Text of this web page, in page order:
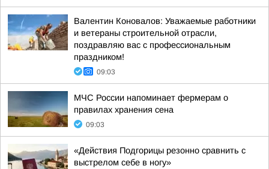
Валентин Коновалов: Уважаемые работники
и ветераны строительной отрасли,
поздравляю вас с профессиональным
праздником!
09:03
МЧС России напоминает фермерам о
правилах хранения сена
09:03
«Действия Подгорицы резонно сравнить с
выстрелом себе в ногу»